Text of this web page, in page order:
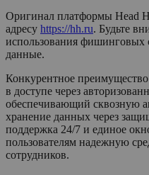
Оригинал платформы Head
адресу https://hh.ru. Будьте
использования фишинговых
данные.
Конкурентное
в доступе через
обеспечивающий сквозную
хранение данных через
поддержка 24/7 и единое
пользователям надежную
сотрудников.